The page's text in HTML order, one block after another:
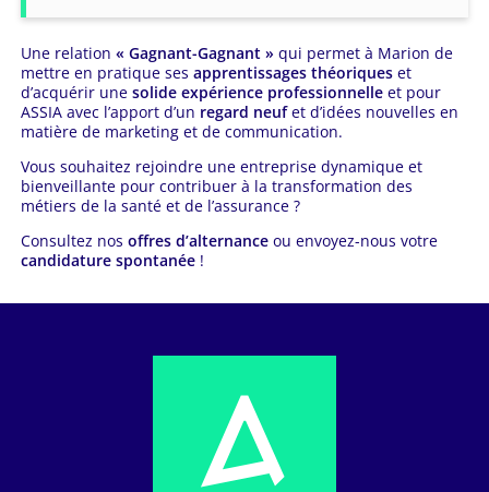
Une relation « Gagnant-Gagnant » qui permet à Marion de
mettre en pratique ses apprentissages théoriqueset
d’acquérir une solide expérience professionnelleet pour
ASSIA avec l’apport d’un regard neufet d’idées nouvelles en
matière de marketing et de communication.
Vous souhaitez rejoindre une entreprise dynamique et
bienveillante pour contribuer à la transformation des
métiers de la santé et de l’assurance ?
Consultez nos offres d’alternanceou envoyez-nous votre
candidature spontanée!